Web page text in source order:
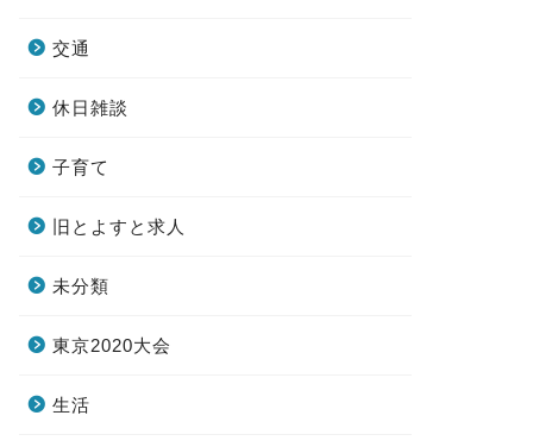
交通
休日雑談
子育て
旧とよすと求人
未分類
東京2020大会
生活